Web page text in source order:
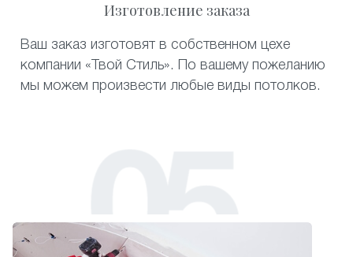
Изготовление заказа
Ваш заказ изготовят в собственном цехе
компании «Твой Стиль». По вашему пожеланию
мы можем произвести любые виды потолков.